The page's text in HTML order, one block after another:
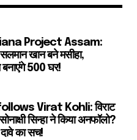
Project Assam:
खान बने मसीहा,
बनाएंगे 500 घर!
Virat Kohli: विराट
सिन्हा ने किया अनफॉलो?
का सच!